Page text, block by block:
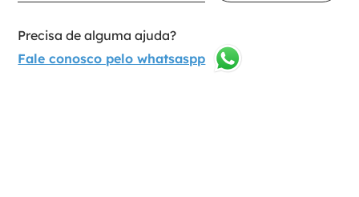
Precisa de alguma ajuda?
Fale conosco pelo whatsaspp